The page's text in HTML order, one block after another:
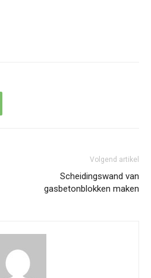
Volgend artikel
Scheidingswand van
gasbetonblokken maken